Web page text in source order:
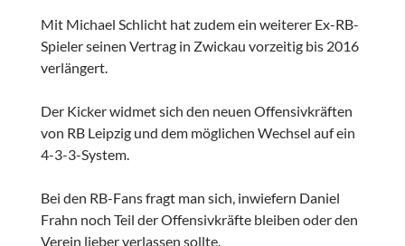
Mit Michael Schlicht hat zudem ein weiterer Ex-RB-
Spieler seinen Vertrag in Zwickau vorzeitig bis 2016
verlängert.
Der Kicker widmet sich den neuen Offensivkräften
von RB Leipzig und dem möglichen Wechsel auf ein
4-3-3-System.
Bei den RB-Fans fragt man sich, inwiefern Daniel
Frahn noch Teil der Offensivkräfte bleiben oder den
Verein lieber verlassen sollte.